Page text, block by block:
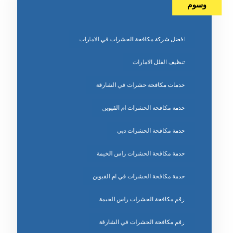
وسوم
افضل شركة مكافحة الحشرات في الامارات
تنظيف الفلل الامارات
خدمات مكافحة حشرات في الشارقة
خدمة مكافحة الحشرات ام القيوين
خدمة مكافحة الحشرات دبي
خدمة مكافحة الحشرات راس الخيمة
خدمة مكافحة الحشرات في ام القيوين
رقم مكافحة الحشرات راس الخيمة
رقم مكافحة الحشرات في الشارقة